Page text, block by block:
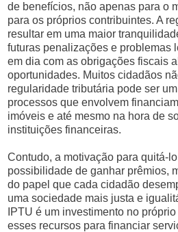
de benefícios, não apenas para o
para os próprios contribuintes. A
resultar em uma maior
futuras penalizações e problemas
em dia com as obrigações fiscais
oportunidades. Muitos cidadãos
regularidade tributária pode ser
processos que envolvem
imóveis e até mesmo na hora de
instituições financeiras.
Contudo, a motivação para quitá-
possibilidade de ganhar prêmios,
do papel que cada cidadão
uma sociedade mais justa e
IPTU é um investimento no
esses recursos para financiar